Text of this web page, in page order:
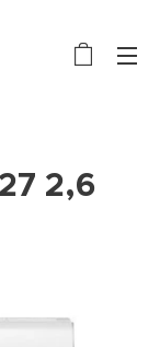
2,6